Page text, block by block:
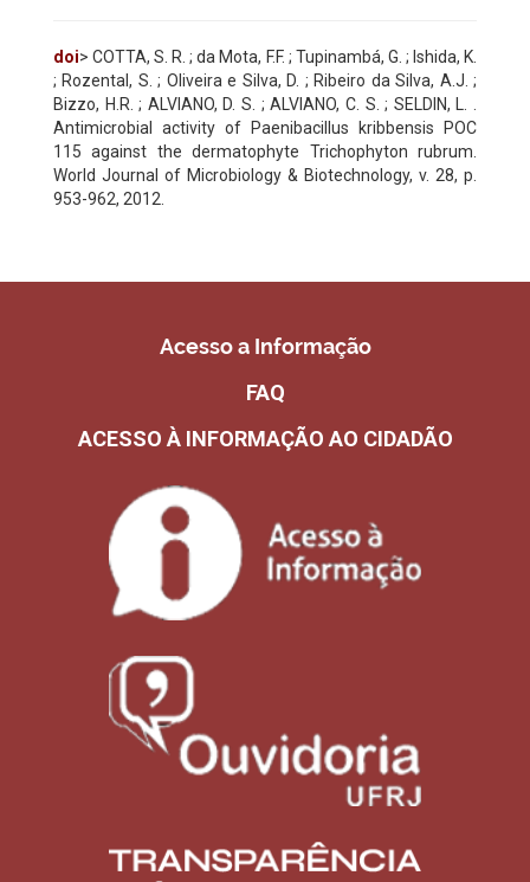
doi> COTTA, S. R. ; da Mota, F.F. ; Tupinambá, G. ; Ishida, K.
; Rozental, S. ; Oliveira e Silva, D. ; Ribeiro da Silva, A.J. ;
Bizzo, H.R. ; ALVIANO, D. S. ; ALVIANO, C. S. ; SELDIN, L. .
Antimicrobial activity of Paenibacillus kribbensis POC
115 against the dermatophyte Trichophyton rubrum.
World Journal of Microbiology & Biotechnology, v. 28, p.
953-962, 2012.
Acesso a Informação
FAQ
ACESSO À INFORMAÇÃO AO CIDADÃO